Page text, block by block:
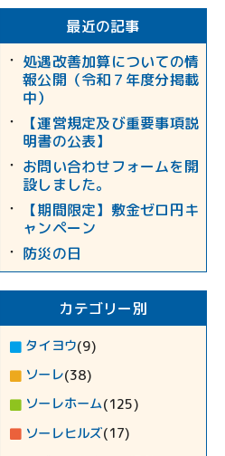
最近の記事
処遇改善加算についての情
報公開（令和７年度分掲載
中）
【運営規定及び重要事項説
明書の公表】
お問い合わせフォームを開
設しました。
【期間限定】敷金ゼロ円キ
ャンペーン
防災の日
カテゴリー別
タイヨウ(9)
ソーレ(38)
ソーレホーム(125)
ソーレヒルズ(17)